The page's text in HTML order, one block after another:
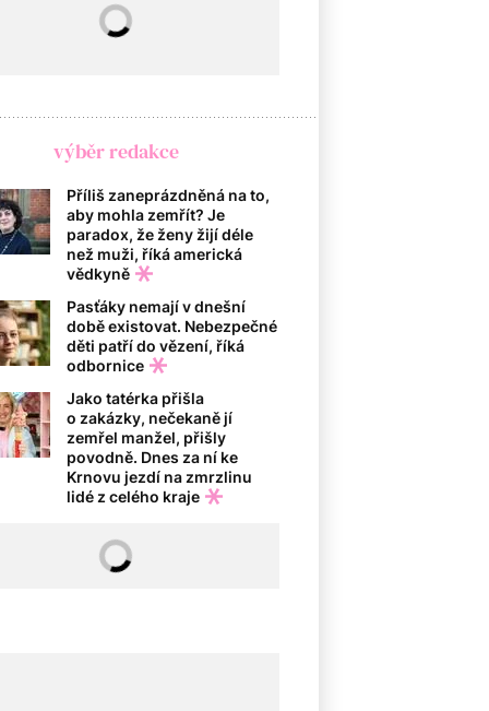
výběr redakce
Příliš zaneprázdněná na to,
aby mohla zemřít? Je
paradox, že ženy žijí déle
než muži, říká americká
vědkyně
Pasťáky nemají v dnešní
době existovat. Nebezpečné
děti patří do vězení, říká
odbornice
Jako tatérka přišla
o zakázky, nečekaně jí
zemřel manžel, přišly
povodně. Dnes za ní ke
Krnovu jezdí na zmrzlinu
lidé z celého kraje